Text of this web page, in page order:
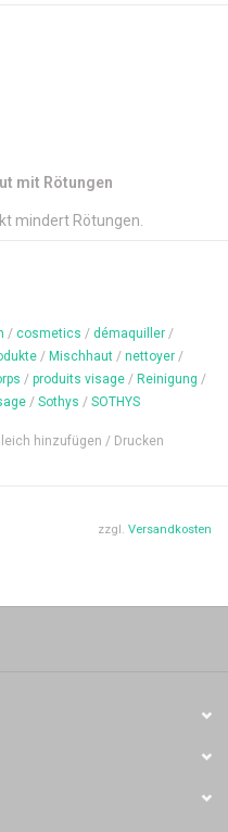
mit Rötungen
mindert Rötungen.
/ cosmetics / démaquiller /
/ Mischhaut / nettoyer /
/ produits visage / Reinigung /
/ Sothys / SOTHYS
hinzufügen / Drucken
zzgl. Versandkosten